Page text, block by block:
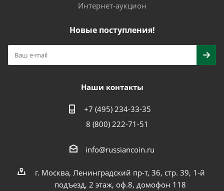
Интернет-аукцион
Новые поступления!
Наши контакты
+7 (495) 234-33-35
8 (800) 222-71-51
info@russiancoin.ru
г. Москва, Ленинградский пр-т, 36, стр. 39, 1-й
подъезд, 2 этаж, оф.8, домофон 118